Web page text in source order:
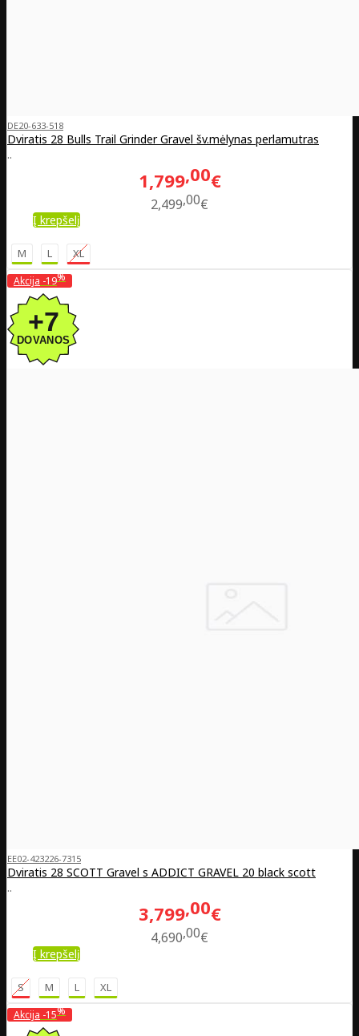
DE20-633-518
Dviratis 28 Bulls Trail Grinder Gravel šv.mėlynas perlamutras
..
1,799 00€
2,499 00€
Į krepšelį
M L XL
Akcija -19%
EE02-423226-7315
Dviratis 28 SCOTT Gravel s ADDICT GRAVEL 20 black scott
..
3,799 00€
4,690 00€
Į krepšelį
S M L XL
Akcija -15%